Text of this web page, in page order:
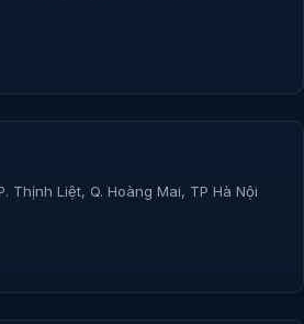
Thịnh Liệt, Q. Hoàng Mai, TP Hà Nội